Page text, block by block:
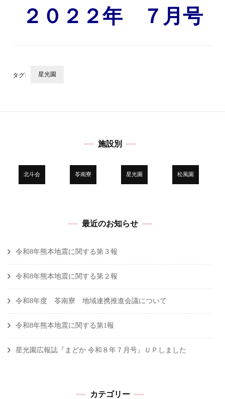
２０２２年 ７月号
タグ: 星光園
ー
シ
施設別
北斗会 苓南寮 星光園 松風園
最近のお知らせ
令和8年熊本地震に関する第３報
令和8年熊本地震に関する第２報
令和8年度 苓南寮 地域連携推進会議について
令和8年熊本地震に関する第1報
星光園広報誌『まどか 令和８年７月号』ＵＰしました
カテゴリー